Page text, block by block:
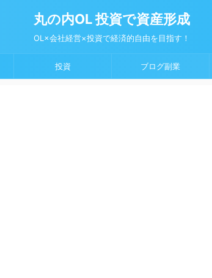
丸の内OL 投資で資産形成
OL×会社経営×投資で経済的自由を目指す！
投資 ブログ副業